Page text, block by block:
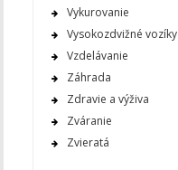
Vykurovanie
Vysokozdvižné vozíky
Vzdelávanie
Záhrada
Zdravie a výživa
Zváranie
Zvieratá